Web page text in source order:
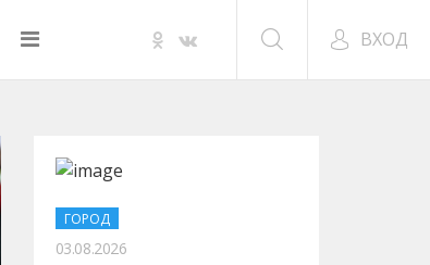
ВХОД
ГОРОД
03.08.2026